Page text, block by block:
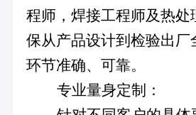
程师，焊接工程师及热处
保从产品设计到检验出厂
环节准确、可靠。
专业量身定制：